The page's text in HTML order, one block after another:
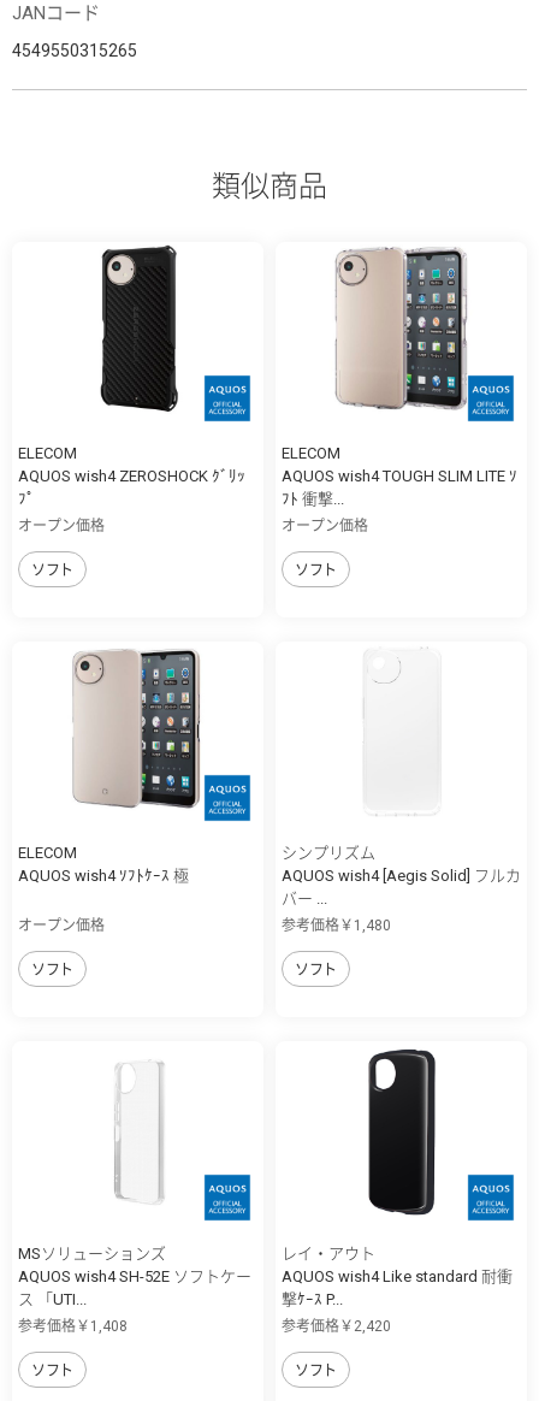
JANコード
4549550315265
類似商品
ELECOM
AQUOS wish4 ZEROSHOCK ｸﾞﾘｯ
ﾌﾟ
オープン価格
ソフト
ELECOM
AQUOS wish4 TOUGH SLIM LITE ｿ
ﾌﾄ 衝撃...
オープン価格
ソフト
ELECOM
AQUOS wish4 ｿﾌﾄｹｰｽ 極
オープン価格
ソフト
シンプリズム
AQUOS wish4 [Aegis Solid] フルカ
バー ...
参考価格￥1,480
ソフト
MSソリューションズ
AQUOS wish4 SH-52E ソフトケー
ス 「UTI...
参考価格￥1,408
ソフト
レイ・アウト
AQUOS wish4 Like standard 耐衝
撃ｹｰｽ P...
参考価格￥2,420
ソフト